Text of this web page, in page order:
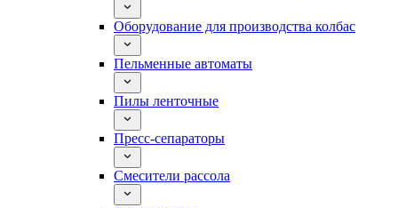
Оборудование для производства колбас
Пельменные автоматы
Пилы ленточные
Пресс-сепараторы
Смесители рассола